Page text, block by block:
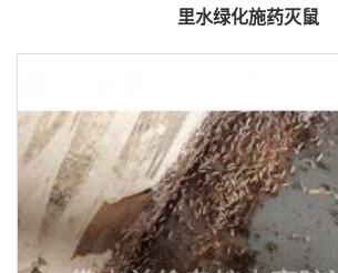
里水绿化施药灭鼠